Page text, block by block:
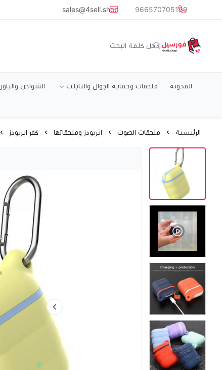
common.titles.skip_to_main_content
966570705199
sales@4sell.shop
متجر فورسيل
المدونة ملحقات وحماية الجوال والتابلت الشواحن
الرئيسية ملحقات الصوت ايربودز وملحقاتها كفر ايربودز